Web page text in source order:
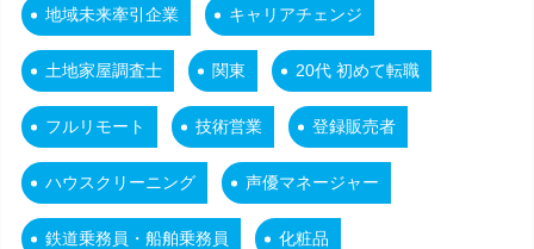
地域未来牽引企業 キャリアチェンジ
土地家屋調査士 関東 20代 初めて転職
フルリモート 技術営業 登録販売者
ハウスクリーニング 声優マネージャー
鉄道乗務員・船舶乗務員 化粧品